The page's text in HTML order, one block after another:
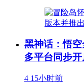
黑神话：悟
多平台同步开
4 15小时前